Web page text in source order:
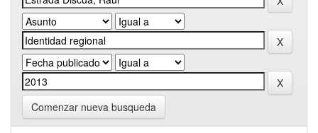
Comenzar nueva busqueda